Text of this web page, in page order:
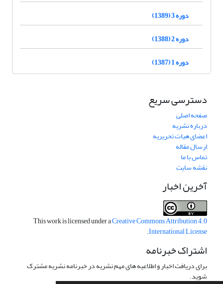
دوره 3 (1389)
دوره 2 (1388)
دوره 1 (1387)
دسترسی سریع
صفحه اصلی
درباره نشریه
اعضای هیات تحریریه
ارسال مقاله
تماس با ما
نقشه سایت
آخرین اخبار
This work is licensed under aCreative Commons Attribution 4.0
International License
.
اشتراک خبرنامه
برای دریافت اخبار و اطلاعیه های مهم نشریه در خبرنامه نشریه مشترک
شوید.